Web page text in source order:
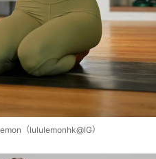
（lululemonhk@IG）